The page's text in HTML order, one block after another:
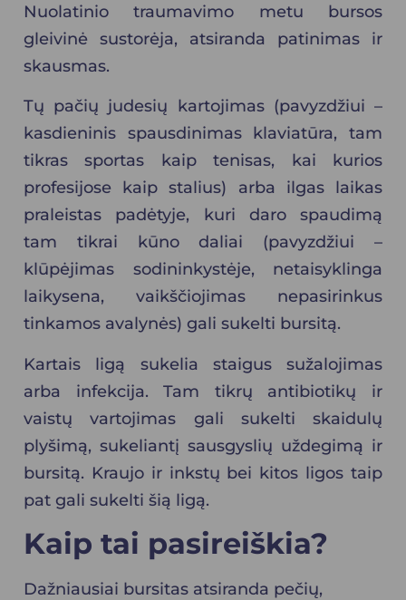
Nuolatinio traumavimo metu bursos
gleivinė sustorėja, atsiranda patinimas ir
skausmas.
Tų pačių judesių kartojimas (pavyzdžiui –
kasdieninis spausdinimas klaviatūra, tam
tikras sportas kaip tenisas, kai kurios
profesijose kaip stalius) arba ilgas laikas
praleistas padėtyje, kuri daro spaudimą
tam tikrai kūno daliai (pavyzdžiui –
klūpėjimas sodininkystėje, netaisyklinga
laikysena, vaikščiojimas nepasirinkus
tinkamos avalynės) gali sukelti bursitą.
Kartais ligą sukelia staigus sužalojimas
arba infekcija. Tam tikrų antibiotikų ir
vaistų vartojimas gali sukelti skaidulų
plyšimą, sukeliantį sausgyslių uždegimą ir
bursitą. Kraujo ir inkstų bei kitos ligos taip
pat gali sukelti šią ligą.
Kaip tai pasireiškia?
Dažniausiai bursitas atsiranda pečių,